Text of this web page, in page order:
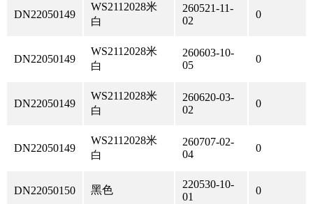
DN22050149
WS2112028米
白
260521-11-
02
0
DN22050149
WS2112028米
白
260603-10-
05
0
DN22050149
WS2112028米
白
260620-03-
02
0
DN22050149
WS2112028米
白
260707-02-
04
0
DN22050150 黑色
220530-10-
01
0